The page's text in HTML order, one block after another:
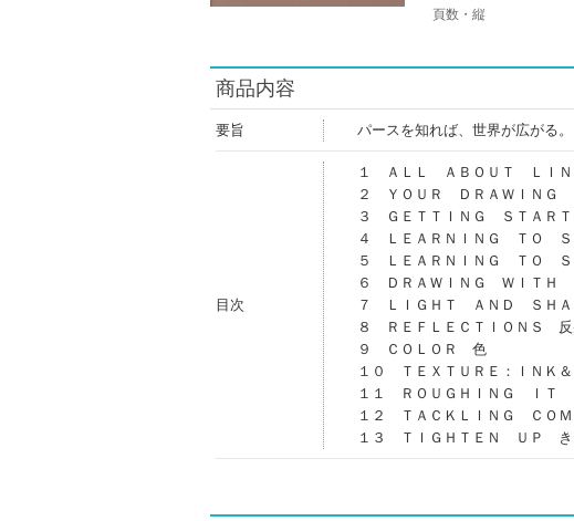
頁数・縦
商品内容
要旨 パースを知れば、世界が広がる。
目次
１ ＡＬＬ ＡＢＯＵＴ ＬＩＮ
２ ＹＯＵＲ ＤＲＡＷＩＮＧ
３ ＧＥＴＴＩＮＧ ＳＴＡＲ
４ ＬＥＡＲＮＩＮＧ ＴＯ
５ ＬＥＡＲＮＩＮＧ ＴＯ Ｓ
６ ＤＲＡＷＩＮＧ ＷＩＴＨ
７ ＬＩＧＨＴ ＡＮＤ ＳＨ
８ ＲＥＦＬＥＣＴＩＯＮＳ 反
９ ＣＯＬＯＲ 色
１０ ＴＥＸＴＵＲＥ：ＩＮＫ
１１ ＲＯＵＧＨＩＮＧ ＩＴ
１２ ＴＡＣＫＬＩＮＧ ＣＯ
１３ ＴＩＧＨＴＥＮ ＵＰ き